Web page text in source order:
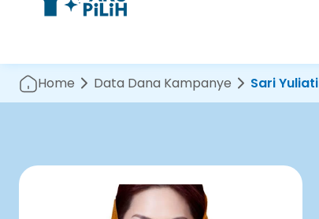
Home Data Dana Kampanye Sari Yuliati